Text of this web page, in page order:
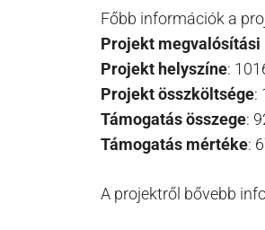
Főbb információk a
Projekt
Projekt helyszíne:
Projekt összköltsége:
Támogatás összege:
Támogatás mértéke:
A projektről bővebb